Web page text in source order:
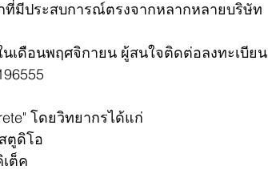
ที่มีประสบการณ์ตรงจากหลากหลายบริษัท
เดือนพฤศจิกายน ผู้สนใจติดต่อลงทะเบียน
โดยวิทยากรได้แก่
ตูดิโอ
ต็ค